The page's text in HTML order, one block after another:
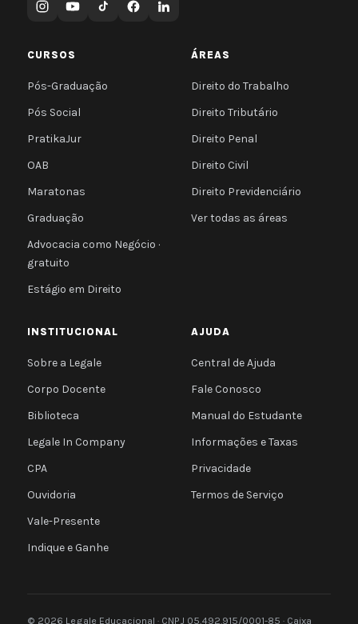
CURSOS
Pós-Graduação
Pós Social
PratikaJur
OAB
Maratonas
Graduação
Advocacia como Negócio ·
gratuito
Estágio em Direito
ÁREAS
Direito do Trabalho
Direito Tributário
Direito Penal
Direito Civil
Direito Previdenciário
Ver todas as áreas
INSTITUCIONAL
Sobre a Legale
Corpo Docente
Biblioteca
Legale In Company
CPA
Ouvidoria
Vale-Presente
Indique e Ganhe
AJUDA
Central de Ajuda
Fale Conosco
Manual do Estudante
Informações e Taxas
Privacidade
Termos de Serviço
© 2026 Legale Educacional · CNPJ 05.492.915/0001-85 · Caixa